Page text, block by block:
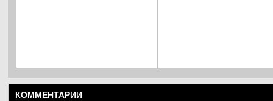
КОММЕНТАРИИ